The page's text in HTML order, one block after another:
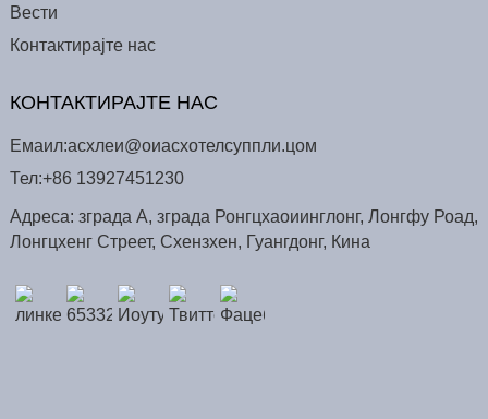
Вести
Контактирајте нас
КОНТАКТИРАЈТЕ НАС
Емаил:асхлеи@оиасхотелсуппли.цом
Тел:+86 13927451230
Адреса: зграда А, зграда Ронгцхаоиинглонг, Лонгфу Роад,
Лонгцхенг Стреет, Схензхен, Гуангдонг, Кина